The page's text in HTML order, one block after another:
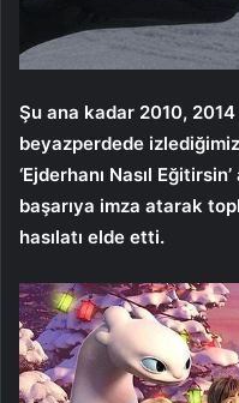
Şu ana kadar 2010, 2014
beyazperdede
‘Ejderhanı Nasıl
başarıya imza atarak
hasılatı elde etti.